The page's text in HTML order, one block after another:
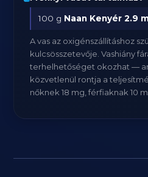
100 g Naan Kenyér 2.9
A vas az oxigénszállításhoz
kulcsösszetevője. Vashiány
terhelhetőséget okozhat —
közvetlenül rontja a
nőknek 18 mg, férfiaknak 10